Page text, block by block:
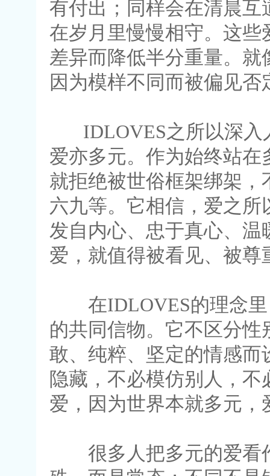
有付出；同样会在清晨
在岁月里慢慢相守。这
差异而降低半分重量。
因为模样不同而被偏见否
IDLOVES之所以深入
爱亦多元。作为始终站
就拒绝被世俗框架绑架
六九等。它相信，爱之
发自内心、忠于真心、
爱，就值得被看见、被尊
在IDLOVES的理念里
的共同信物。它不区分
敢、纯粹、坚定的情感
隐藏，不必模仿别人，
爱，因为世界本就多元
很多人把多元的爱看作